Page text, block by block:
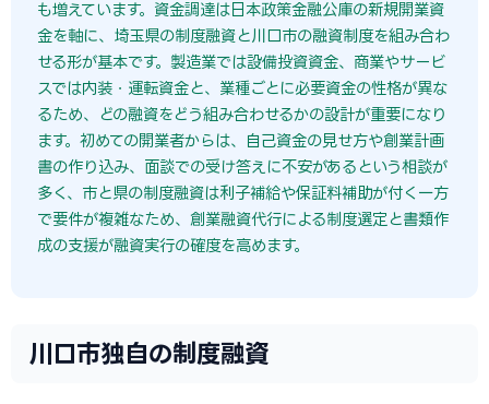
も増えています。資金調達は日本政策金融公庫の新規開業資
金を軸に、埼玉県の制度融資と川口市の融資制度を組み合わ
せる形が基本です。製造業では設備投資資金、商業やサービ
スでは内装・運転資金と、業種ごとに必要資金の性格が異な
るため、どの融資をどう組み合わせるかの設計が重要になり
ます。初めての開業者からは、自己資金の見せ方や創業計画
書の作り込み、面談での受け答えに不安があるという相談が
多く、市と県の制度融資は利子補給や保証料補助が付く一方
で要件が複雑なため、創業融資代行による制度選定と書類作
成の支援が融資実行の確度を高めます。
川口市独自の制度融資